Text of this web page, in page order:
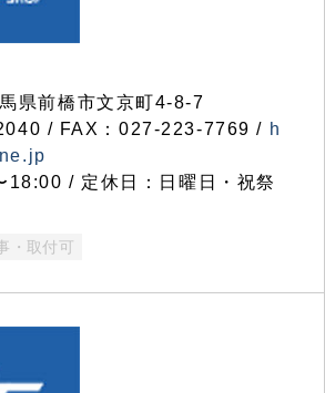
県前橋市文京町4-8-7
/ FAX：027-223-7769 / h
18:00 / 定休日：日曜日・祝祭
・取付可